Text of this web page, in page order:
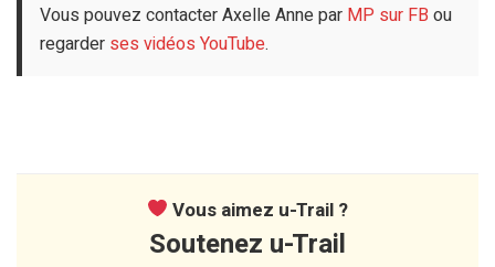
Vous pouvez contacter Axelle Anne par MP sur FB ou
regarder ses vidéos YouTube.
Vous aimez u-Trail ?
Soutenez u-Trail